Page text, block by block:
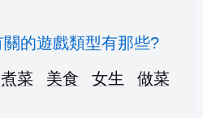
的遊戲類型有那些?
煮菜 美食 女生
做菜